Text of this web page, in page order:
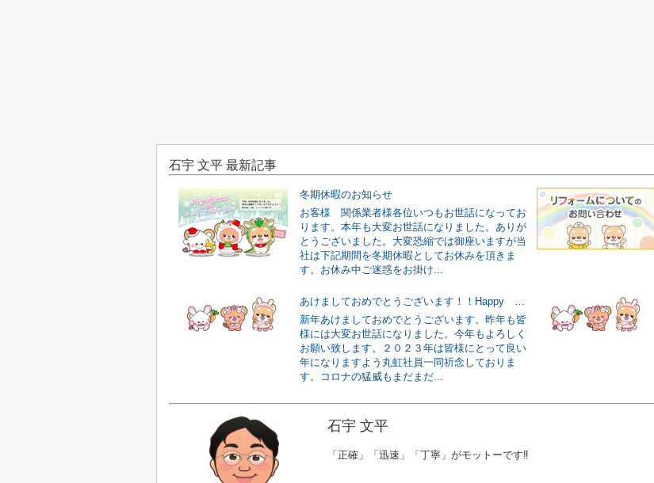
石宇 文平 最新記事
冬期休暇のお知らせ
お客様 関係業者様各位いつもお世話になってお
ります。本年も大変お世話になりました。ありが
とうございました。大変恐縮では御座いますが当
社は下記期間を冬期休暇としてお休みを頂きま
す。お休み中ご迷惑をお掛け...
あけましておめでとうございます！！Happy New Year！！
新年あけましておめでとうございます。昨年も皆
様には大変お世話になりました。今年もよろしく
お願い致します。２０２３年は皆様にとって良い
年になりますよう丸虹社員一同祈念しておりま
す。コロナの猛威もまだまだ...
石宇 文平
「正確」「迅速」「丁寧」がモットーです‼